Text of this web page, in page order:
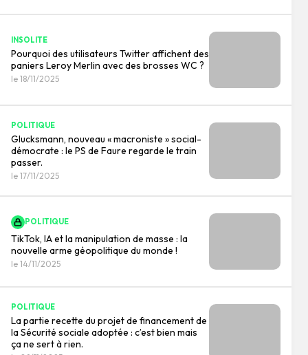
INSOLITE
Pourquoi des utilisateurs Twitter affichent des
paniers Leroy Merlin avec des brosses WC ?
le 18/11/2025
POLITIQUE
Glucksmann, nouveau « macroniste » social-
démocrate : le PS de Faure regarde le train
passer.
le 17/11/2025
POLITIQUE
TikTok, IA et la manipulation de masse : la
nouvelle arme géopolitique du monde !
le 14/11/2025
POLITIQUE
La partie recette du projet de financement de
la Sécurité sociale adoptée : c’est bien mais
ça ne sert à rien.